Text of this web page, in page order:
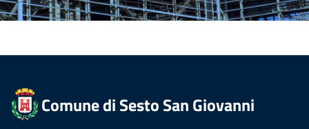
Comune di Sesto San Giovanni